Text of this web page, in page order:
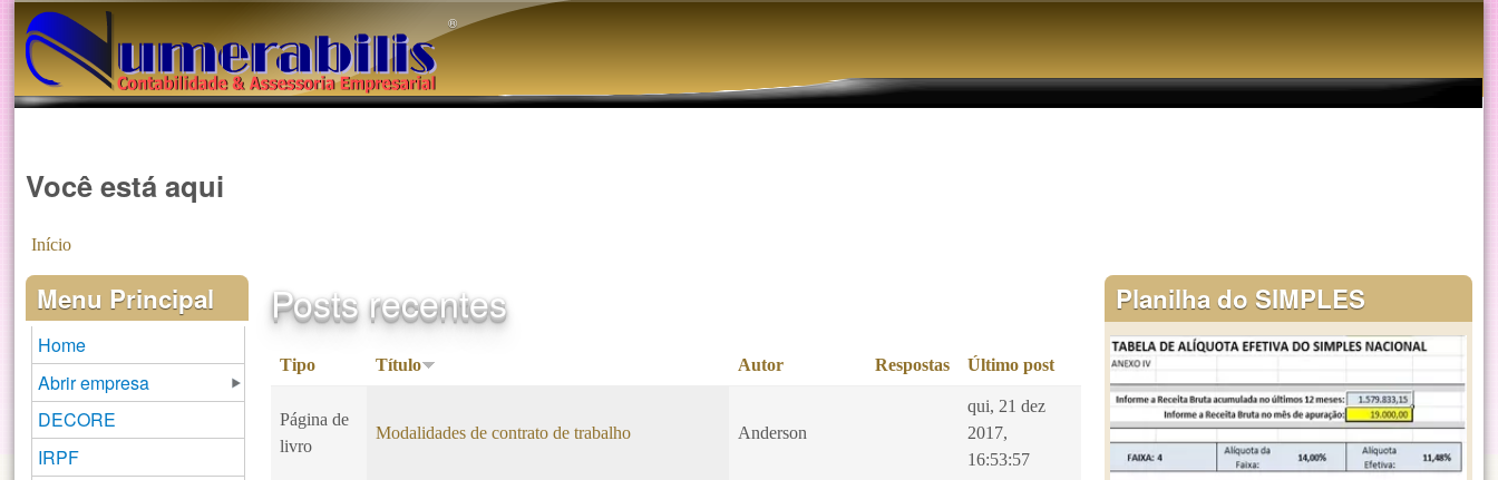
®️
Você está aqui
Início
Posts recentes
Tipo Título Autor Respostas Último post
Página de
livro
Modalidades de contrato de trabalho Anderson
qui, 21 dez
2017,
16:53:57
Menu Principal
Home
Abrir empresa
DECORE
IRPF
Planilha do SIMPLES